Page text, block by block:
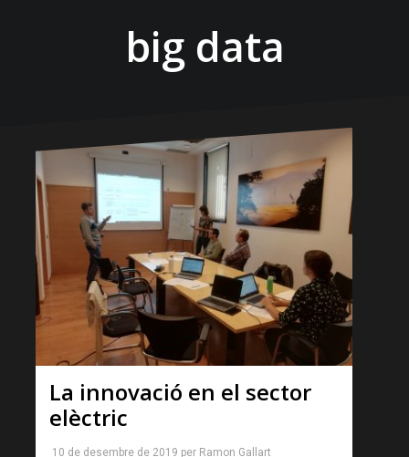
big data
La innovació en el sector
elèctric
10 de desembre de 2019 per Ramon Gallart